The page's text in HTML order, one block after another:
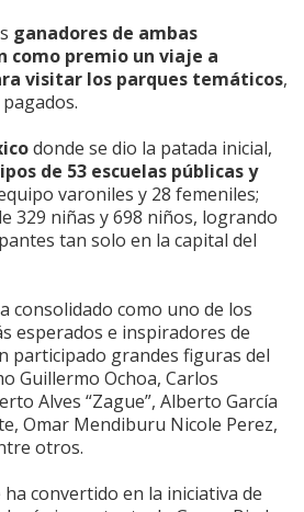
ganadores de ambas
como premio un viaje a
visitar los parques temáticos,
donde se dio la patada inicial,
de 53 escuelas públicas y
varoniles y 28 femeniles;
329 niñas y 698 niños, logrando
tan solo en la capital del
consolidado como uno de los
esperados e inspiradores de
participado grandes figuras del
Guillermo Ochoa, Carlos
Alves “Zague”, Alberto García
Omar Mendiburu Nicole Perez,
otros.
convertido en la iniciativa de